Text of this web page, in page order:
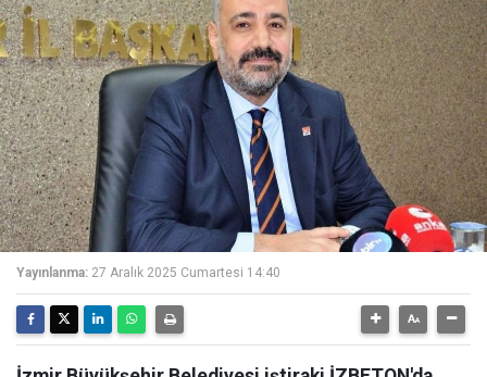
Yayınlanma: 27 Aralık 2025 Cumartesi 14:40